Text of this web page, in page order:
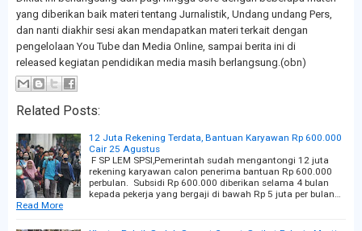
yang diberikan baik materi tentang Jurnalistik, Undang undang Pers,
dan nanti diakhir sesi akan mendapatkan materi terkait dengan
pengelolaan You Tube dan Media Online, sampai berita ini di
released kegiatan pendidikan media masih berlangsung.(obn)
Related Posts:
12 Juta Rekening Terdata, Bantuan Karyawan Rp 600.000
Cair 25 Agustus
F SP LEM SPSI,Pemerintah sudah mengantongi 12 juta
rekening karyawan calon penerima bantuan Rp 600.000
perbulan. Subsidi Rp 600.000 diberikan selama 4 bulan
kepada pekerja yang bergaji di bawah Rp 5 juta per bulan…
Read More